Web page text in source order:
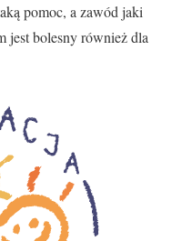
pomoc, a zawód jaki
jest bolesny również dla